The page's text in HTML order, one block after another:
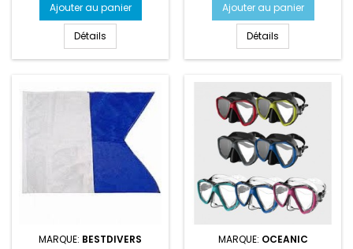
Ajouter au panier
Détails
Ajouter au panier
Détails
MARQUE: BESTDIVERS MARQUE: OCEANIC